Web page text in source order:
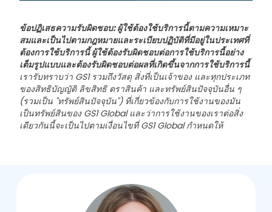
ข้อปฏิเสธความรับผิดชอบ: ผู้ใช้ต้องใช้บริการนี้ตามความเหมาะ
สมและเป็นไปตามกฎหมายและระเบียบปฏิบัติที่มีอยู่ในประเทศที่
ต้องการใช้บริการนี้ ผู้ใช้ต้องรับผิดชอบต่อการใช้บริการนี้อย่าง
เต็มรูปแบบและต้องรับผิดชอบต่อผลที่เกิดขึ้นจากการใช้บริการนี้
เรารับทราบว่า GS1 รวมถึงวัสดุ สิ่งที่เป็นเจ้าของ และทุกประเภท
ของสิทธิบัญญัติ ลิขสิทธิ ตราสินค้า และทรัพย์สินปัจจุบันอื่น ๆ
(รวมเป็น "ทรัพย์สินปัจจุบัน") ที่เกี่ยวข้องกับการใช้งานของมัน
เป็นทรัพย์สินของ GS1 Global และว่าการใช้งานของเราต่อสิ่ง
เดียวกันนี้จะเป็นไปตามเงื่อนไขที่ GS1 Global กำหนดให้